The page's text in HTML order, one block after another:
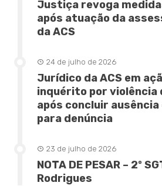
Justiça revoga
após atuação da
da ACS
24 de julho de 2026
Jurídico da ACS em
inquérito por violência
após concluir
para denúncia
23 de julho de 2026
NOTA DE PESAR – 2º
Rodrigues